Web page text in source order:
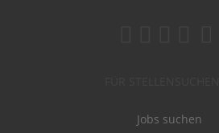
Jobs suchen